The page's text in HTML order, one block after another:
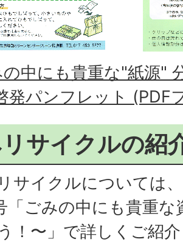
の中にも貴重な"紙源"
発パンフレット (PDF
サイクルの紹
サイクルについては
「ごみの中にも貴重
！〜」で詳しくご紹